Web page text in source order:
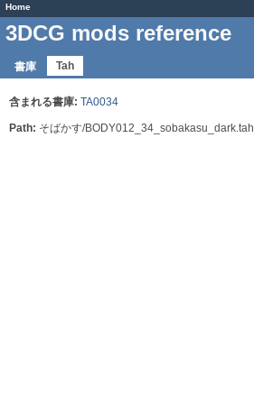
Home
3DCG mods reference
書庫 Tah
含まれる書庫: TA0034
Path: そばかす/BODY012_34_sobakasu_dark.tah